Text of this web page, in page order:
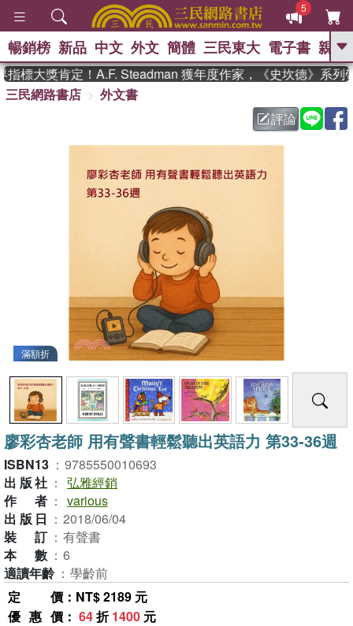
5
GO
父親節 、 花開錦
方念華 、 台灣的
李登輝時代 、 數學女孩：黎曼猜想
群喵 、 臺灣漫遊錄
暢銷榜 新品 中文 外文 簡體 三民東大 電子書 親子
標大獎肯定！A.F. Steadman 獲年度作家，《史坎德》系列帶
三民網路書店
外文書
評論
滿額折
廖彩杏老師 用有聲書輕鬆聽出英語力 第33-36週
ISBN13 ： 9785550010693
出版社 ： 弘雅經銷
作者 ： various
出版日 ： 2018/06/04
裝訂 ： 有聲書
本數 ： 6
適讀年齡 ： 學齡前
定價 ：NT$ 2189 元
優惠價 ： 64折1400 元